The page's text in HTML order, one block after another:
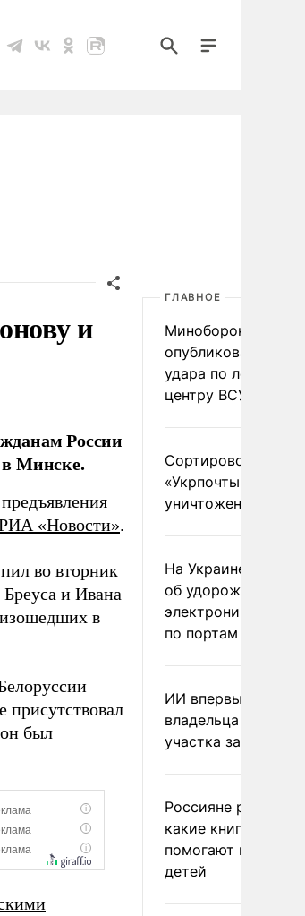
и
России
в Минске.
«Новости».
во вторник
и Ивана
в
присутствовал
был
ГЛАВНОЕ
Минобороны
опубликовало
удара по
центру ВСУ под
Сортировочный
«Укрпочты» в
уничтожен
На Украине
об удорожании
электроники
по портам
ИИ впервые
владельца
участка за
Россияне
какие книги и
помогают
детей